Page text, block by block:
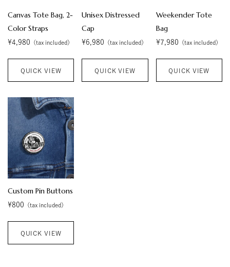
Canvas Tote Bag, 2-
Color Straps
¥4,980 （tax included）
QUICK VIEW
Unisex Distressed
Cap
¥6,980 （tax included）
QUICK VIEW
Weekender Tote
Bag
¥7,980 （tax included）
QUICK VIEW
Custom Pin Buttons
¥800 （tax included）
QUICK VIEW